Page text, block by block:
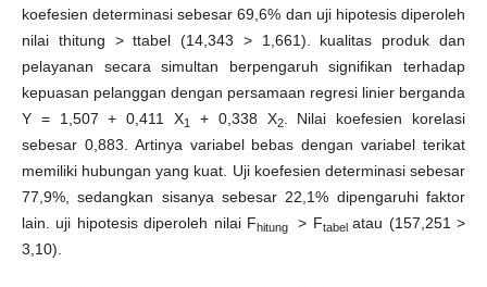
koefesien determinasi sebesar 69,6% dan uji hipotesis diperoleh
nilai thitung > ttabel (14,343 > 1,661). kualitas produk dan
pelayanan secara simultan berpengaruh signifikan terhadap
kepuasan pelanggan dengan persamaan regresi linier berganda
Y = 1,507 + 0,411 X1 + 0,338 X2. Nilai koefesien korelasi
sebesar 0,883. Artinya variabel bebas dengan variabel terikat
memiliki hubungan yang kuat. Uji koefesien determinasi sebesar
77,9%, sedangkan sisanya sebesar 22,1% dipengaruhi faktor
lain. uji hipotesis diperoleh nilai Fhitung> Ftabelatau (157,251 >
3,10).